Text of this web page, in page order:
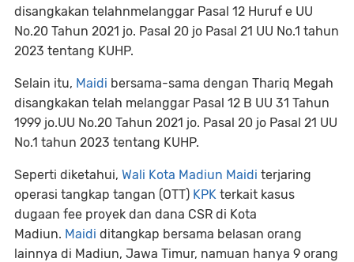
disangkakan telahnmelanggar Pasal 12 Huruf e UU
No.20 Tahun 2021 jo. Pasal 20 jo Pasal 21 UU No.1 tahun
2023 tentang KUHP.
Selain itu, Maidi bersama-sama dengan Thariq Megah
disangkakan telah melanggar Pasal 12 B UU 31 Tahun
1999 jo.UU No.20 Tahun 2021 jo. Pasal 20 jo Pasal 21 UU
No.1 tahun 2023 tentang KUHP.
Seperti diketahui, Wali Kota Madiun Maidi terjaring
operasi tangkap tangan (OTT) KPK terkait kasus
dugaan fee proyek dan dana CSR di Kota
Madiun. Maidi ditangkap bersama belasan orang
lainnya di Madiun, Jawa Timur, namuan hanya 9 orang